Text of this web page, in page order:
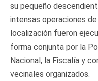
su pequeño
intensas operaciones
localización fueron
forma conjunta por la
Nacional, la Fiscalía y
vecinales organizados.